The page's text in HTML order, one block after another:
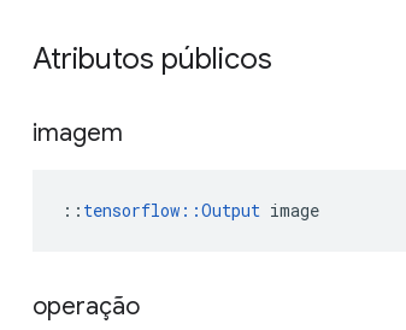
Atributos públicos
imagem
:: tensorflow::Output image
operação